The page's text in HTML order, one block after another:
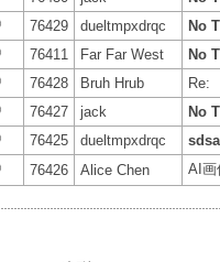
76429
dueltmpxdrqc
No
76411
Far Far West
No
76428
Bruh Hrub
Re:
76427
jack
No
76425
dueltmpxdrqc
76426
Alice Chen AI画